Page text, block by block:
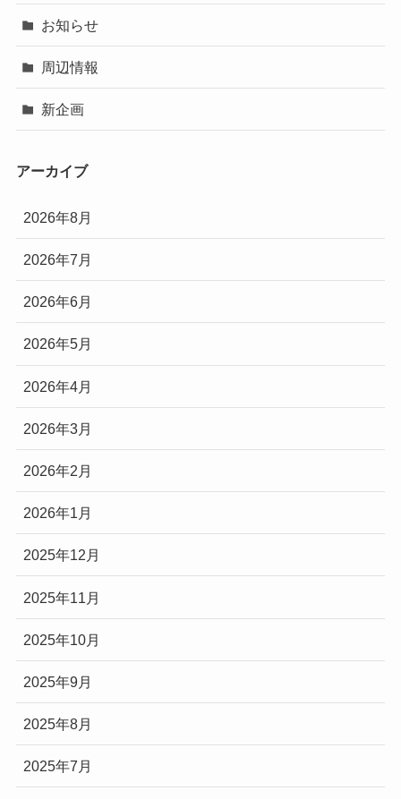
お知らせ
周辺情報
新企画
アーカイブ
2026年8月
2026年7月
2026年6月
2026年5月
2026年4月
2026年3月
2026年2月
2026年1月
2025年12月
2025年11月
2025年10月
2025年9月
2025年8月
2025年7月